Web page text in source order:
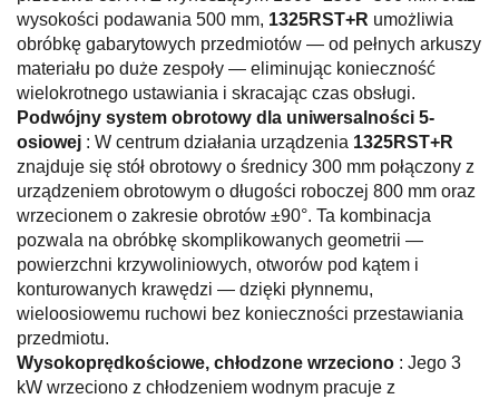
wysokości podawania 500 mm, 1325RST+R umożliwia
obróbkę gabarytowych przedmiotów — od pełnych arkuszy
materiału po duże zespoły — eliminując konieczność
wielokrotnego ustawiania i skracając czas obsługi.
Podwójny system obrotowy dla uniwersalności 5-
osiowej : W centrum działania urządzenia 1325RST+R
znajduje się stół obrotowy o średnicy 300 mm połączony z
urządzeniem obrotowym o długości roboczej 800 mm oraz
wrzecionem o zakresie obrotów ±90°. Ta kombinacja
pozwala na obróbkę skomplikowanych geometrii —
powierzchni krzywoliniowych, otworów pod kątem i
konturowanych krawędzi — dzięki płynnemu,
wieloosiowemu ruchowi bez konieczności przestawiania
przedmiotu.
Wysokoprędkościowe, chłodzone wrzeciono : Jego 3
kW wrzeciono z chłodzeniem wodnym pracuje z